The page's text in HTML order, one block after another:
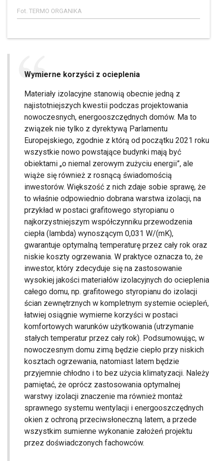
Fot. TERMO ORGANIKA
Wymierne korzyści z ocieplenia
Materiały izolacyjne stanowią obecnie jedną z
najistotniejszych kwestii podczas projektowania
nowoczesnych, energooszczędnych domów. Ma to
związek nie tylko z dyrektywą Parlamentu
Europejskiego, zgodnie z którą od początku 2021 roku
wszystkie nowo powstające budynki mają być
obiektami „o niemal zerowym zużyciu energii”, ale
wiąże się również z rosnącą świadomością
inwestorów. Większość z nich zdaje sobie sprawę, że
to właśnie odpowiednio dobrana warstwa izolacji, na
przykład w postaci grafitowego styropianu o
najkorzystniejszym współczynniku przewodzenia
ciepła (lambda) wynoszącym 0,031 W/(mK),
gwarantuje optymalną temperaturę przez cały rok oraz
niskie koszty ogrzewania. W praktyce oznacza to, że
inwestor, który zdecyduje się na zastosowanie
wysokiej jakości materiałów izolacyjnych do ocieplenia
całego domu, np. grafitowego styropianu do izolacji
ścian zewnętrznych w kompletnym systemie ociepleń,
łatwiej osiągnie wymierne korzyści w postaci
komfortowych warunków użytkowania (utrzymanie
stałych temperatur przez cały rok). Podsumowując, w
nowoczesnym domu zimą będzie ciepło przy niskich
kosztach ogrzewania, natomiast latem będzie
przyjemnie chłodno i to bez użycia klimatyzacji. Należy
pamiętać, że oprócz zastosowania optymalnej
warstwy izolacji znaczenie ma również montaż
sprawnego systemu wentylacji i energooszczędnych
okien z ochroną przeciwsłoneczną latem, a przede
wszystkim sumienne wykonanie założeń projektu
przez doświadczonych fachowców.